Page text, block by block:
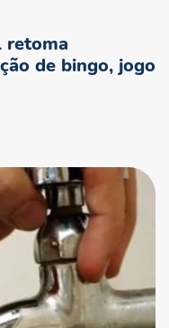
retoma
de bingo, jogo